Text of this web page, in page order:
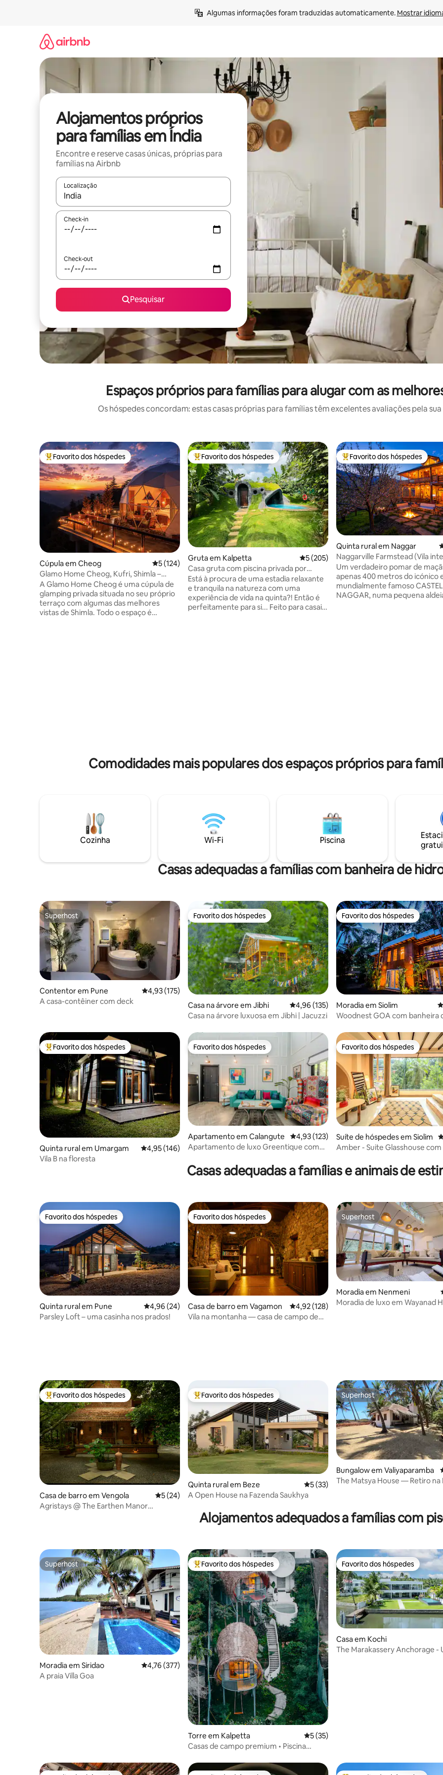
Algumas informações foram traduzidas automaticamente. Mostrar
Alojamentos próprios
para famílias em Índia
Encontre e reserve casas únicas, próprias para
famílias na Airbnb
Localização
Quando os resultados estiverem disponíveis, navegue com as teclas de seta para cima e para baixo ou explore com
Check-in
Check-out
Pesquisar
Espaços próprios para famílias para alugar com as
Os hóspedes concordam: estas casas próprias para famílias têm excelentes avaliações pela
Favoritos dos hóspedes mais apreciados
Favorito dos hóspedes
Cúpula em Cheog Classificação média de 5 em 5 estrelas, 124avaliações
5 (124)
Glamo Home Cheog, Kufri, Shimla –
Alojamento privado
A Glamo Home Cheog é uma cúpula de
glamping privada situada no seu próprio
terraço com algumas das melhores
vistas de Shimla. Todo o espaço é
Favoritos dos hóspedes mais apreciados
Favorito dos hóspedes
Gruta em Kalpetta Classificação média de 5 em 5 estrelas,
5 (205)
Casa gruta com piscina privada por
Rivertree FarmStay
Está à procura de uma estadia relaxante
e tranquila na natureza com uma
experiência de vida na quinta?! Então é
perfeitamente para si... Feito para casais
Favoritos dos hóspedes mais
Favorito dos hóspedes
Quinta rural em Naggar
Naggarville Farmstead (Vila
Primeiro andar
Um verdadeiro pomar de
apenas 400 metros do icónico
mundialmente famoso
NAGGAR, numa pequena
Comodidades mais populares dos espaços próprios para
Cozinha Wi-Fi Piscina
Casas adequadas a famílias com banheira de
Superhost
Superhost
Contentor em Pune Classificação média de 4,93 em 5 estrelas, 175avaliações
4,93 (175)
A casa-contêiner com deck
Favorito dos hóspedes
Favorito dos hóspedes
Casa na árvore em Jibhi Classificação média de 4,96 em 5 estrelas,
4,96 (135)
Casa na árvore luxuosa em Jibhi | Jacuzzi
Favorito dos hóspedes
Favorito dos hóspedes
Moradia em Siolim
Woodnest GOA com banheira
Favoritos dos hóspedes mais apreciados
Favorito dos hóspedes
Quinta rural em Umargam Classificação média de 4,95 em 5 estrelas, 146avaliações
4,95 (146)
Vila B na floresta
Favorito dos hóspedes
Favorito dos hóspedes
Apartamento em Calangute Classificação média de 4,93 em 5 estrelas,
4,93 (123)
Apartamento de luxo Greentique com
Favorito dos hóspedes
Favorito dos hóspedes
Suíte de hóspedes em Siolim
Amber - Suite Glasshouse com
Casas adequadas a famílias e animais de
Favorito dos hóspedes
Favorito dos hóspedes
Quinta rural em Pune Classificação média de 4,96 em 5 estrelas, 24avaliações
4,96 (24)
Parsley Loft – uma casinha nos prados!
Favorito dos hóspedes
Favorito dos hóspedes
Casa de barro em Vagamon Classificação média de 4,92 em 5 estrelas,
4,92 (128)
Vila na montanha — casa de campo de
Superhost
Superhost
Moradia em Nenmeni
Moradia de luxo em Wayanad
Favoritos dos hóspedes mais apreciados
Favorito dos hóspedes
Casa de barro em Vengola Classificação média de 5 em 5 estrelas, 24avaliações
5 (24)
Agristays @ The Earthen Manor
Favoritos dos hóspedes mais apreciados
Favorito dos hóspedes
Quinta rural em Beze Classificação média de 5 em 5 estrelas,
5 (33)
A Open House na Fazenda Saukhya
Superhost
Superhost
Bungalow em Valiyaparamba
The Matsya House — Retiro na
Alojamentos adequados a famílias com
Superhost
Superhost
Moradia em Siridao Classificação média de 4,76 em 5 estrelas, 377avaliações
4,76 (377)
A praia Villa Goa
Favoritos dos hóspedes mais apreciados
Favorito dos hóspedes
Torre em Kalpetta Classificação média de 5 em 5 estrelas,
5 (35)
Casas de campo premium • Piscina
Favorito dos hóspedes
Favorito dos hóspedes
Casa em Kochi
The Marakassery Anchorage -